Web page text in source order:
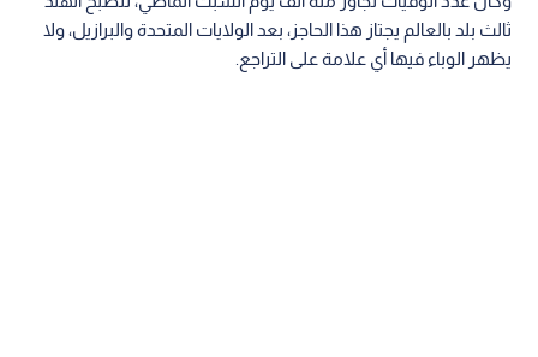
ثالث بلد بالعالم يجتاز هذا الحاجز، بعد الولايات المتحدة والبرازيل، ولا
يظهر الوباء فيها أي علامة على التراجع.